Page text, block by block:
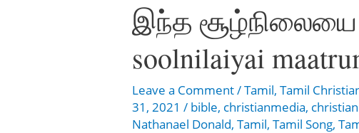
இந்த சூழ்நிலையை
soolnilaiyai
Leave a Comment/Tamil,Tamil
31, 2021/ bible, christianmedia,
Nathanael Donald,Tamil,Tamil Song,